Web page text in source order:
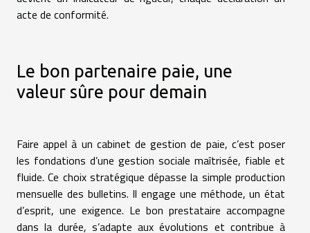
acte de conformité.
Le bon partenaire paie, une
valeur sûre pour demain
Faire appel à un cabinet de gestion de paie, c’est poser
les fondations d’une gestion sociale maîtrisée, fiable et
fluide. Ce choix stratégique dépasse la simple production
mensuelle des bulletins. Il engage une méthode, un état
d’esprit, une exigence. Le bon prestataire accompagne
dans la durée, s’adapte aux évolutions et contribue à